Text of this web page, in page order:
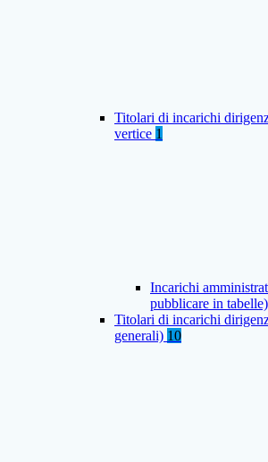
Titolari di incarichi
vertice 1
Incarichi
pubblicare in tabelle)
Titolari di incarichi
generali) 10